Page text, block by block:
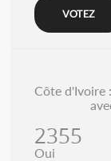
Côte d'Ivoire
2355
Oui